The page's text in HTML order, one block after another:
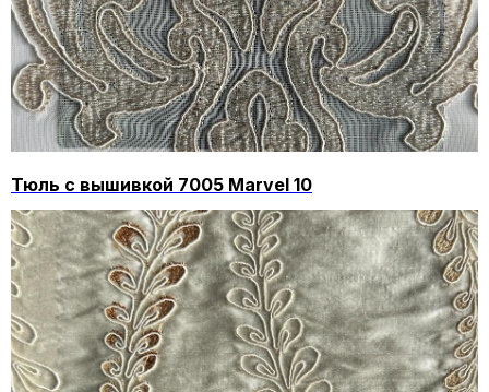
Тюль с вышивкой 7005 Marvel 10